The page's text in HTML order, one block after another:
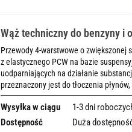
Wąż techniczny do benzyny i
Przewody 4-warstwowe o zwiększonej
z elastycznego PCW na bazie
uodparniających na działanie
przeznaczony jest do tłoczenia
Wysyłka w ciągu
1-3 dni
Dostępność
Duża